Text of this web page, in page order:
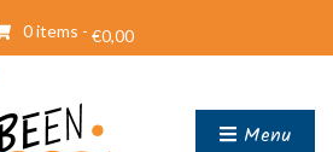
0 items - €0,00
Menu